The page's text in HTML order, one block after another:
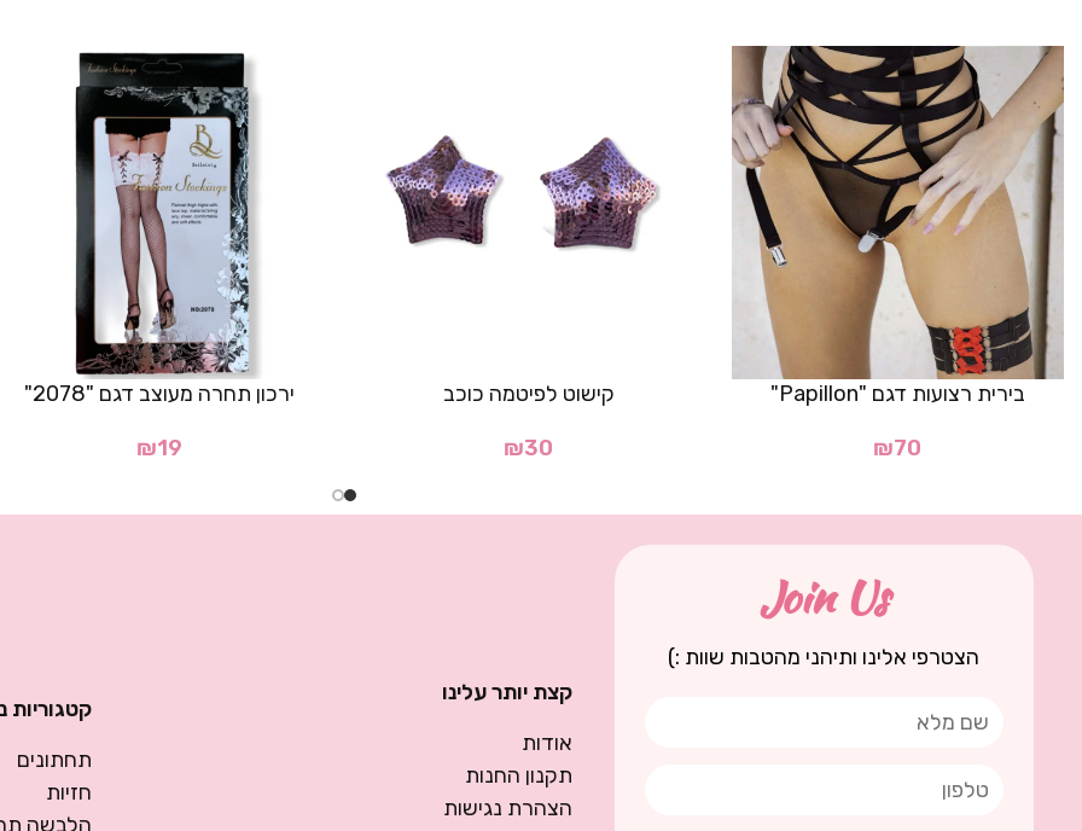
בירית רצועות דגם "Papillon"
₪70
קישוט לפיטמה כוכב
₪30
ירכון תחרה מעוצב דגם "2078"
₪19
Join Us
הצטרפי אלינו ותיהני מהטבות שוות :)
קצת יותר עלינו
אודות
תקנון החנות
הצהרת נגישות
קטגוריות
תחתונים
חזיות
הלבשה